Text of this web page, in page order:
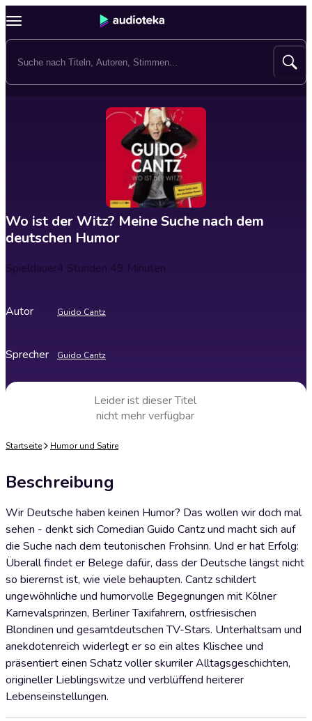
Wo ist der Witz? Meine Suche nach dem
deutschen Humor
Spieldauer4 Stunden 49 Minuten
Autor Guido Cantz
Sprecher Guido Cantz
Leider ist dieser Titel
nicht mehr verfügbar
Startseite Humor und Satire
Beschreibung
Wir Deutsche haben keinen Humor? Das wollen wir doch mal
sehen - denkt sich Comedian Guido Cantz und macht sich auf
die Suche nach dem teutonischen Frohsinn. Und er hat Erfolg:
Überall findet er Belege dafür, dass der Deutsche längst nicht
so bierernst ist, wie viele behaupten. Cantz schildert
ungewöhnliche und humorvolle Begegnungen mit Kölner
Karnevalsprinzen, Berliner Taxifahrern, ostfriesischen
Blondinen und gesamtdeutschen TV-Stars. Unterhaltsam und
anekdotenreich widerlegt er so ein altes Klischee und
präsentiert einen Schatz voller skurriler Alltagsgeschichten,
origineller Lieblingswitze und verblüffend heiterer
Lebenseinstellungen.